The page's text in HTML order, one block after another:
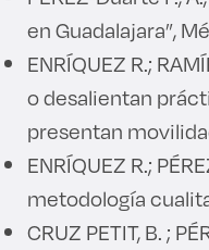
en Guadalajara”,
ENRÍQUEZ R.;
o desalientan
presentan
ENRÍQUEZ R.;
metodología
CRUZ PETIT, B. ;